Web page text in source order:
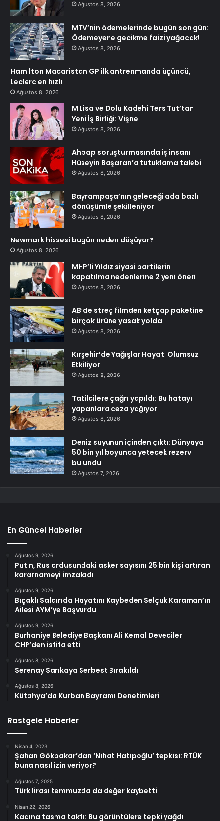
Ağustos 8, 2026
MTV’nin ödemelerinde bugün son gün:
Ödemeyene gecikme faizi yağacak!
Ağustos 8, 2026
Hamilton Macaristan GP ilk antrenmanda üçüncü,
Leclerc en hızlı
Ağustos 8, 2026
M Lisa ve Dolu Kadehi Ters Tut’tan
Yeni İş Birliği: Vişne
Ağustos 8, 2026
Ahbap soruşturmasında iş insanı
Hüseyin Başaran’a tutuklama talebi
Ağustos 8, 2026
Bayrampaşa’nın geleceği ada bazlı
dönüşümle şekilleniyor
Ağustos 8, 2026
Newmark hissesi bugün neden düşüyor?
Ağustos 8, 2026
MHP’li Yıldız siyasi partilerin
kapatılma nedenlerine 2 yeni öneri
Ağustos 8, 2026
AB’de streç filmden ketçap paketine
birçok ürüne yasak yolda
Ağustos 8, 2026
Kırşehir’de Yağışlar Hayatı Olumsuz
Etkiliyor
Ağustos 8, 2026
Tatilcilere çağrı yapıldı: Bu hatayı
yapanlara ceza yağıyor
Ağustos 8, 2026
Deniz suyunun içinden çıktı: Dünyaya
50 bin yıl boyunca yetecek rezerv
bulundu
Ağustos 7, 2026
En Güncel Haberler
Ağustos 9, 2026
Putin, Rus ordusundaki asker sayısını 25 bin kişi artıran
kararnameyi imzaladı
Ağustos 9, 2026
Bıçaklı Saldırıda Hayatını Kaybeden Selçuk Karaman’ın
Ailesi AYM’ye Başvurdu
Ağustos 9, 2026
Burhaniye Belediye Başkanı Ali Kemal Deveciler
CHP’den istifa etti
Ağustos 8, 2026
Serenay Sarıkaya Serbest Bırakıldı
Ağustos 8, 2026
Kütahya’da Kurban Bayramı Denetimleri
Rastgele Haberler
Nisan 4, 2023
Şahan Gökbakar’dan ‘Nihat Hatipoğlu’ tepkisi: RTÜK
buna nasıl izin veriyor?
Ağustos 7, 2025
Türk lirası temmuzda da değer kaybetti
Nisan 22, 2026
Kadına tasma taktı: Bu görüntülere tepki yağdı